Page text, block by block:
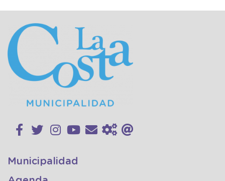
Municipalidad